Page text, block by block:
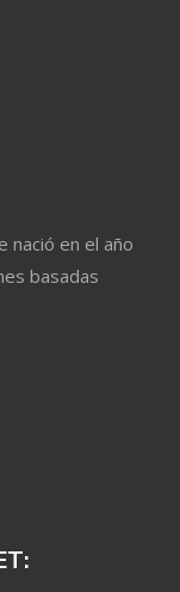
nació en el año
basadas